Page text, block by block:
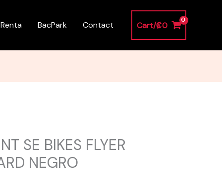
BacPark Contact Cart/₡0
SE BIKES FLYER
NEGRO